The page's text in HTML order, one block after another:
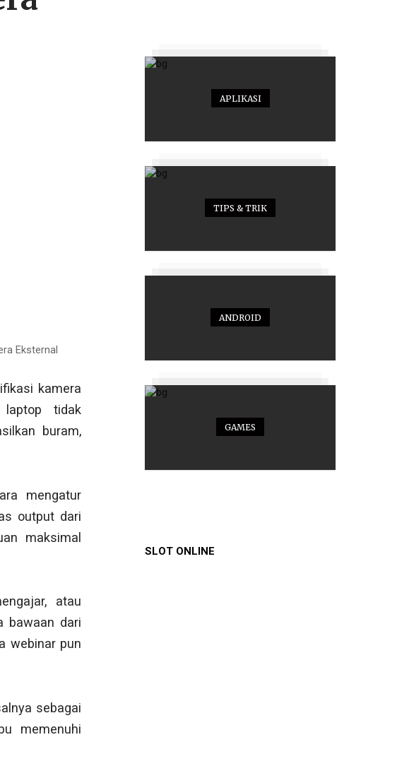
Eksternal
kamera
tidak
buram,
mengatur
output dari
maksimal
atau
bawaan dari
webinar pun
sebagai
memenuhi
APLIKASI
TIPS & TRIK
ANDROID
GAMES
SLOT ONLINE